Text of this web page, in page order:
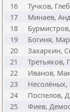
16
Тучков,
17
Минаев,
18
19
Богиня,
20
Захаркин,
21
Третьяков,
22
Иванов,
23
24
Поспелов,
25
Фиев,